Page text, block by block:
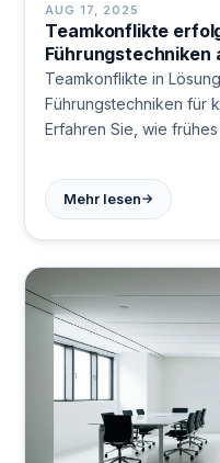
AUG 17, 2025
Teamkonflikte
Führungstechniken
Teamkonflikte in
Führungstechniken für
Erfahren Sie, wie
Mehr lesen→